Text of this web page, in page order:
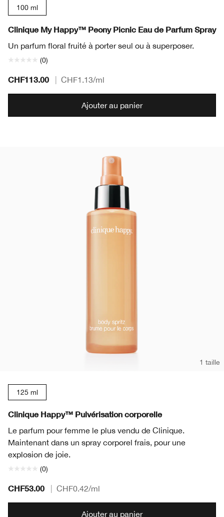
100 ml
Clinique My Happy™ Peony Picnic Eau de Parfum Spray
Un parfum floral fruité à porter seul ou à superposer.
(0)
CHF113.00 CHF1.13/ml
Ajouter au panier
1 taille
125 ml
Clinique Happy™ Pulvérisation corporelle
Le parfum pour femme le plus vendu de Clinique.
Maintenant dans un spray corporel frais, pour une
explosion de joie.
(0)
CHF53.00 CHF0.42/ml
Ajouter au panier